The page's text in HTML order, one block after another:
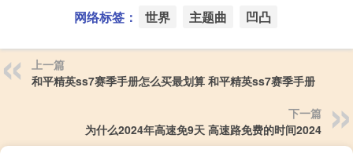
网络标签： 世界 主题曲 凹凸
上一篇
和平精英ss7赛季手册怎么买最划算 和平精英ss7赛季手册
下一篇
为什么2024年高速免9天 高速路免费的时间2024